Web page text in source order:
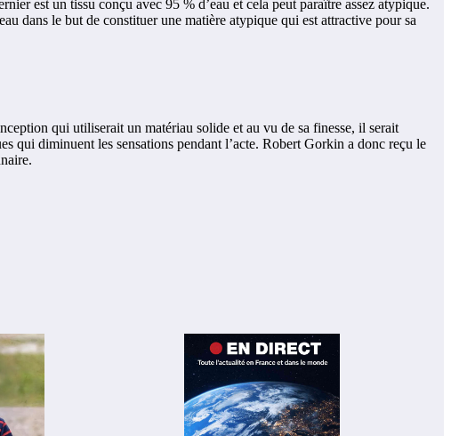
est un tissu conçu avec 95 % d’eau et cela peut paraître assez atypique.
dans le but de constituer une matière atypique qui est attractive pour sa
qui utiliserait un matériau solide et au vu de sa finesse, il serait
qui diminuent les sensations pendant l’acte. Robert Gorkin a donc reçu le